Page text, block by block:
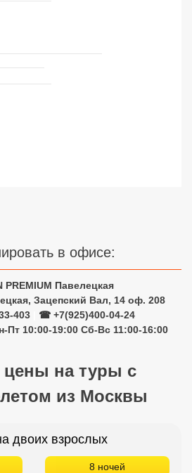
в офисе:
PREMIUM Павелецкая
Зацепский Вал, 14 оф. 208
403
☎ +7(925)400-04-24
Пт 10:00-19:00 Сб-Вс 11:00-16:00
цены на туры с
из Москвы
двоих взрослых
8 ночей